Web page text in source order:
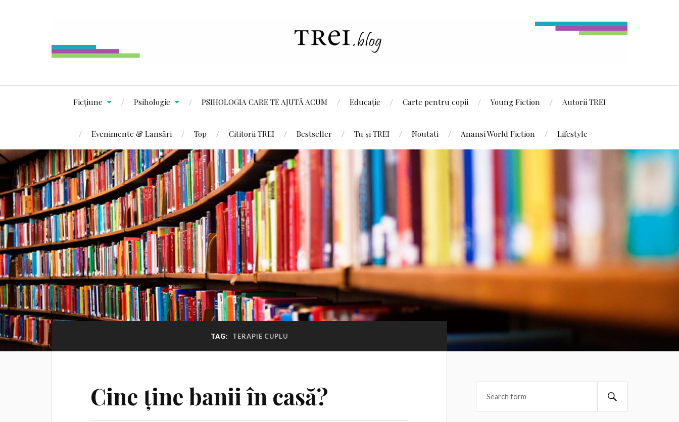
Ficțiune Psihologie PSIHOLOGIA CARE TE AJUTĂ ACUM Educație Carte pentru copii Young Fiction Autorii TREI
Evenimente & Lansări Top Cititorii TREI Bestseller Tu și TREI Noutati Anansi World Fiction Lifestyle
TAG: TERAPIE CUPLU
Cine ține banii în casă?